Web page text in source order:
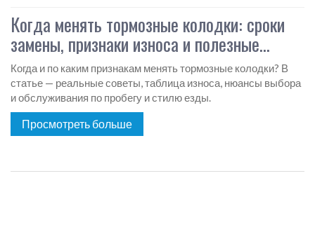
Когда менять тормозные колодки: сроки
замены, признаки износа и полезные
советы
Когда и по каким признакам менять тормозные колодки? В
статье — реальные советы, таблица износа, нюансы выбора
и обслуживания по пробегу и стилю езды.
Просмотреть больше